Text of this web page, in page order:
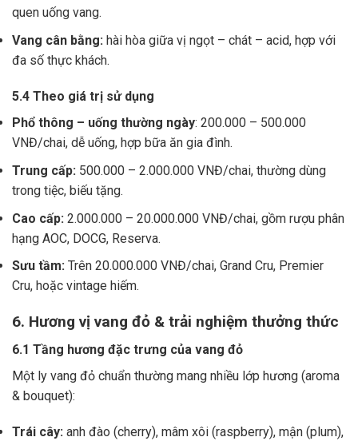
quen uống vang.
Vang cân bằng: hài hòa giữa vị ngọt – chát – acid, hợp với
đa số thực khách.
5.4 Theo giá trị sử dụng
Phổ thông – uống thường ngày: 200.000 – 500.000
VNĐ/chai, dễ uống, hợp bữa ăn gia đình.
Trung cấp: 500.000 – 2.000.000 VNĐ/chai, thường dùng
trong tiệc, biếu tặng.
Cao cấp: 2.000.000 – 20.000.000 VNĐ/chai, gồm rượu phân
hạng AOC, DOCG, Reserva.
Sưu tầm: Trên 20.000.000 VNĐ/chai, Grand Cru, Premier
Cru, hoặc vintage hiếm.
6. Hương vị vang đỏ & trải nghiệm thưởng thức
6.1 Tầng hương đặc trưng của vang đỏ
Một ly vang đỏ chuẩn thường mang nhiều lớp hương (aroma
& bouquet):
Trái cây: anh đào (cherry), mâm xôi (raspberry), mận (plum),